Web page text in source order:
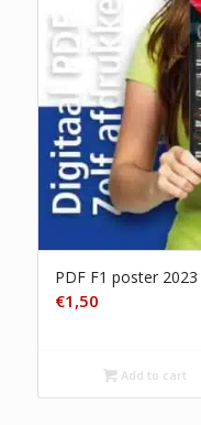
PDF F1 poster 2023
€1,50
Add to cart